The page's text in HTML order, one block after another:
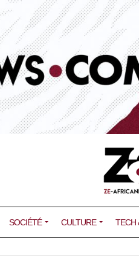
SOCIÉTÉ CULTURE TECH